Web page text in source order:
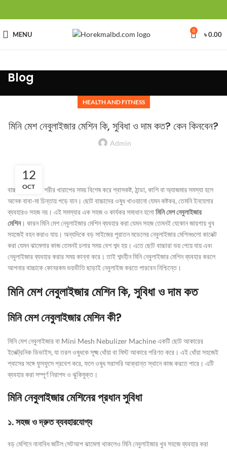
MENU 0 ৳0.00
Blog
HEALTH AND FITNESS
মিনি মেশ নেবুলাইজার মেশিন কি, সুবিধা ও দাম কত? কেন কিনবেন?
Admin
12
OCT
বাচ্চা বা শিশুদের শরীর খারাপের সময় বিশেষ করে শ্বাসকষ্ট, ঠান্ডা, কাশি বা অ্যাজমার সমস্যা হলে
অনেক বাবা-মা চিন্তায় পড়ে যান। ছোট বাচ্চাদের ওষুধ খাওয়ানো যেমন কষ্টকর, তেমনি ইনহেলার
ব্যবহারও সহজ নয়। এই সমস্যার এক সহজ ও কার্যকর সমাধান হলোমিনি মেশ নেবুলাইজার
মেশিন। কারন মিনি মেশ নেবুলাইজার মেশিন ব্যবহার করা যেমন সহজ তেমনই যেকোন জায়গায় খুব
সহজেই বহন করাও যায়। অন্যদিকে বড় সাইজের পুরাতন মডেলের নেবুলাইজার মেশিনগুলো কানেক্ট
করা যেমন ঝামেলার কাজ তেমনই চলার সময় বেশ শব্দ হয়। এতে ছোট বাচ্চারা ভয় পেয়ে যায় এবং
নেবুলাইজার ব্যবহার করার সময় কান্না করে। তাই শব্দহীন মিনি নেবুলাইজার মেশিন ব্যবহার করলে
আপনার বাচ্চাকে কোনরকম ভয়ভীতি ছাড়াই নেবুলাইজ করতে পারবেন নিশ্চিন্তে।
মিনি মেশ নেবুলাইজার মেশিন কি, সুবিধা ও দাম কত
মিনি মেশ নেবুলাইজার মেশিন কী?
মিনি মেশ নেবুলাইজার বা Mini Mesh Nebulizer Machine একটি ছোট আকারের
ইলেক্ট্রনিক ডিভাইস, যা তরল ওষুধকে সূক্ষ্ম ধোঁয়া বা মিস্ট আকারে পরিণত করে। এই ধোঁয়া সহজেই
শ্বাসের সঙ্গে ফুসফুসে প্রবেশ করে, ফলে ওষুধ সরাসরি আক্রান্ত স্থানে কাজ করতে পারে। এটি
ব্যবহার করা সম্পূর্ণ নিরাপদ ও ঝুকিমুক্ত।
মিনি নেবুলাইজার মেশিনের প্রধান সুবিধা
১️. সহজ ও দ্রুত ব্যবহারযোগ্য
বড় মেশিনে নানাবিধ জটিল সেটআপ ঝামেলা থাকলেও মিনি নেবুলাইজার খুব সহজে ব্যবহার করা